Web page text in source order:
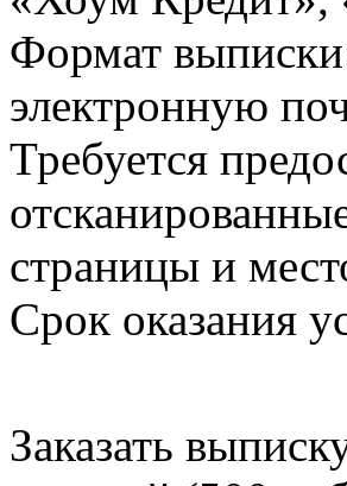
Формат
электронную
Требуется
страницы и
Срок оказания
Заказать